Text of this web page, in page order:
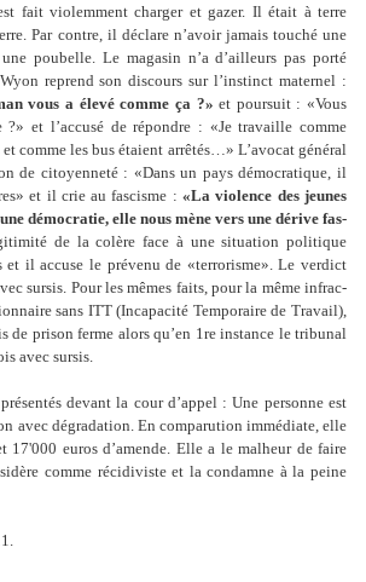
fait vio­lem­ment char­ger et gazer. Il était à terre
Par contre, il déclare n’avoir jamais touché une
pou­belle. Le maga­sin n’a d’ailleurs pas porté
reprend son dis­cours sur l’ins­tinct mater­nel :
vous a élevé comme ça ?» et pour­suit : «Vous
?» et l’accusé de répon­dre : «Je tra­vaille comme
comme les bus étaient arrê­tés…» L’avocat géné­ral
de citoyen­neté : «Dans un pays démo­cra­ti­que, il
et il crie au fas­cisme :«La vio­lence des jeunes
démo­cra­tie, elle nous mène vers une dérive fas­
de la colère face à une situa­tion poli­ti­que
et il accuse le pré­venu de «ter­ro­risme». Le ver­dict
sursis. Pour les mêmes faits, pour la même infrac­
sans ITT (Incapacité Temporaire de Travail),
de prison ferme alors qu’en 1re ins­tance le tri­bu­nal
avec sursis.
devant la cour d’appel : Une per­sonne est
avec dégra­da­tion. En com­pa­ru­tion immé­diate, elle
17'000 euros d’amende. Elle a le mal­heur de faire
comme réci­di­viste et la condamne à la peine
.